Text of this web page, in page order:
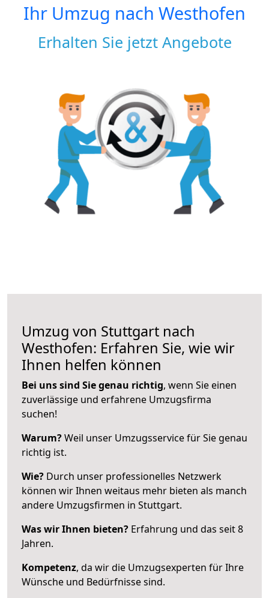
Ihr Umzug nach Westhofen
Erhalten Sie jetzt Angebote
Umzug von Stuttgart nach
Westhofen: Erfahren Sie, wie wir
Ihnen helfen können
Bei uns sind Sie genau richtig, wenn Sie einen
zuverlässige und erfahrene Umzugsfirma
suchen!
Warum?Weil unser Umzugsservice für Sie genau
richtig ist.
Wie? Durch unser professionelles Netzwerk
können wir Ihnen weitaus mehr bieten als manch
andere Umzugsfirmen in Stuttgart.
Was wir Ihnen bieten? Erfahrung und das seit 8
Jahren.
Kompetenz, da wir die Umzugsexperten für Ihre
Wünsche und Bedürfnisse sind.